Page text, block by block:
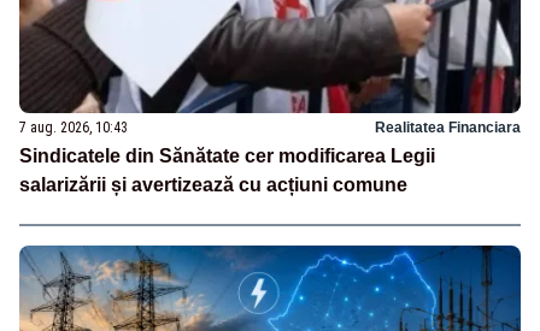
7 aug. 2026, 10:43 Realitatea Financiara
Sindicatele din Sănătate cer modificarea Legii
salarizării și avertizează cu acțiuni comune